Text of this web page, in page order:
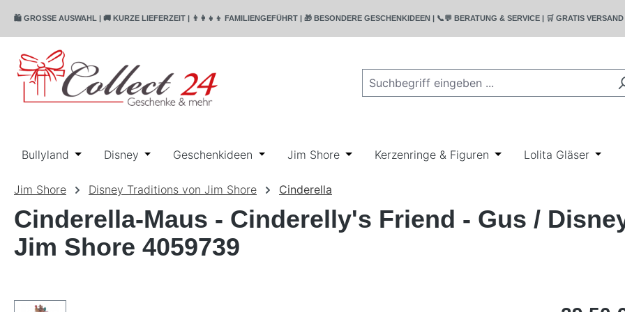
Hauptinhalt springen
Zur Suche springen
Zur Hauptnavigation springen
🛍️ GROSSE AUSWAHL | 🚚 KURZE LIEFERZEIT | 👨‍👩‍👧‍👦 FAMILIENGEFÜHRT | 🎁 BESONDERE GESCHENKIDEEN | 📞💬 BERATUNG & SERVICE | 🛒 GRATIS
Bullyland Öffne oder Schließe das Dropdown der Kategorie Bullyland
Disney Öffne oder Schließe das Dropdown der Kategorie Disney
Geschenkideen Öffne oder Schließe das Dropdown der Kategorie Geschenkideen
Jim Shore Öffne oder Schließe das Dropdown der Kategorie
Kerzenringe & Figuren Öffne oder Schließe
Lolita Gläser
Jim Shore Disney Traditions von Jim Shore Cinderella
Cinderella-Maus - Cinderelly's Friend - Gus /
Jim Shore 4059739
Bildergalerie überspringen Regulärer